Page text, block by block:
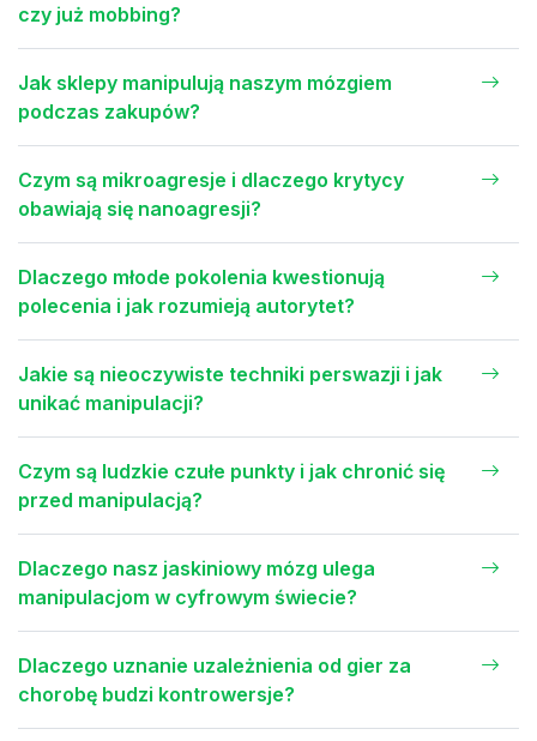
czy już mobbing?
Jak sklepy manipulują naszym mózgiem
podczas zakupów?
Czym są mikroagresje i dlaczego krytycy
obawiają się nanoagresji?
Dlaczego młode pokolenia kwestionują
polecenia i jak rozumieją autorytet?
Jakie są nieoczywiste techniki perswazji i jak
unikać manipulacji?
Czym są ludzkie czułe punkty i jak chronić się
przed manipulacją?
Dlaczego nasz jaskiniowy mózg ulega
manipulacjom w cyfrowym świecie?
Dlaczego uznanie uzależnienia od gier za
chorobę budzi kontrowersje?